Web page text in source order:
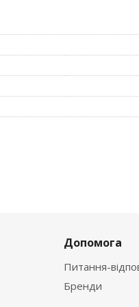
новой
току до 250 А
Допомога
Питання-
Бренди